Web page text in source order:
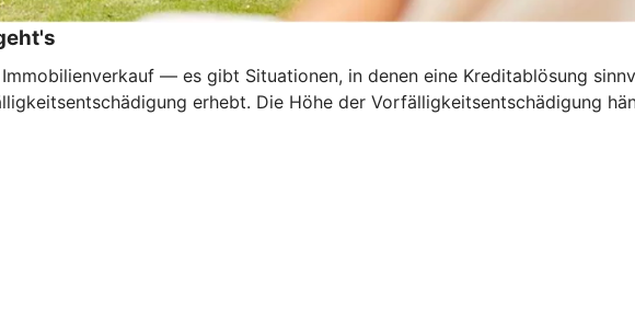
— es gibt Situationen, in denen eine Kreditablösung
erhebt. Die Höhe der Vorfälligkeitsentschädigung